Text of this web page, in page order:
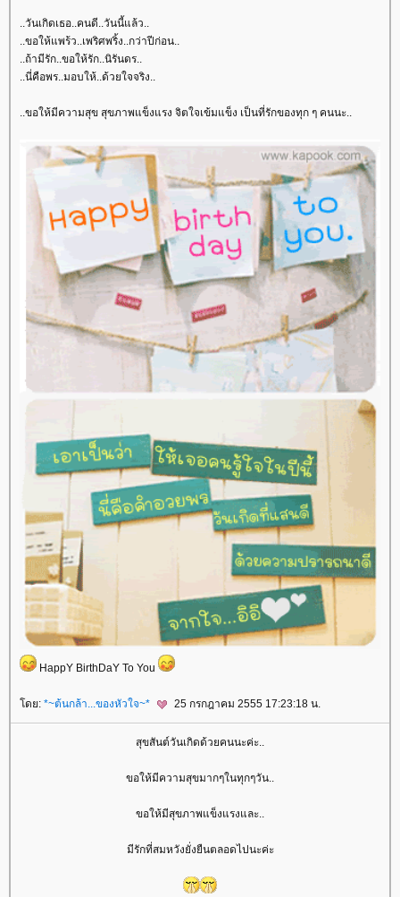
..วันเกิดเธอ..คนดี..วันนี้แล้ว..
..ขอให้แพร้ว..เพริศพริ้ง..กว่าปีก่อน..
..ถ้ามีรัก..ขอให้รัก..นิรันดร..
..นี่คือพร..มอบให้..ด้วยใจจริง..
..ขอให้มีความสุข สุขภาพแข็งแรง จิตใจเข้มแข็ง เป็นที่รักของทุก ๆ คนนะ..
HappY BirthDaY To You
ดย: *~ต้นกล้า...ของหัวใจ~* 25 กรกฎาคม 2555 17:23:18 น.
สุขสันต์วันเกิดด้วยคนนะค่ะ..
ขอให้มีความสุขมากๆในทุกๆวัน..
ขอให้มีสุขภาพแข็งแรงและ..
มีรักที่สมหวังยั่งยืนตลอดไปนะค่ะ